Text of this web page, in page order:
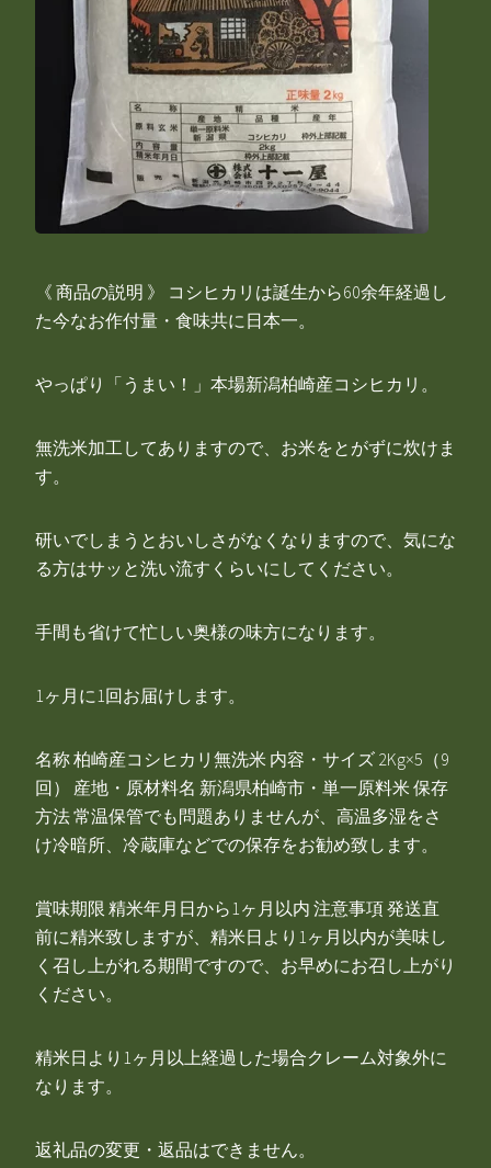
《 商品の説明 》 コシヒカリは誕生から60余年経過し
た今なお作付量・食味共に日本一。
やっぱり「うまい！」本場新潟柏崎産コシヒカリ。
無洗米加工してありますので、お米をとがずに炊けま
す。
研いでしまうとおいしさがなくなりますので、気にな
る方はサッと洗い流すくらいにしてください。
手間も省けて忙しい奥様の味方になります。
1ヶ月に1回お届けします。
名称 柏崎産コシヒカリ無洗米 内容・サイズ 2Kg×5（9
回） 産地・原材料名 新潟県柏崎市・単一原料米 保存
方法 常温保管でも問題ありませんが、高温多湿をさ
け冷暗所、冷蔵庫などでの保存をお勧め致します。
賞味期限 精米年月日から1ヶ月以内 注意事項 発送直
前に精米致しますが、精米日より1ヶ月以内が美味し
く召し上がれる期間ですので、お早めにお召し上がり
ください。
精米日より1ヶ月以上経過した場合クレーム対象外に
なります。
返礼品の変更・返品はできません。